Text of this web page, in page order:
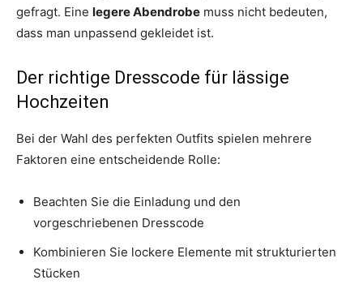
gefragt. Eine legere Abendrobe muss nicht bedeuten,
dass man unpassend gekleidet ist.
Der richtige Dresscode für lässige
Hochzeiten
Bei der Wahl des perfekten Outfits spielen mehrere
Faktoren eine entscheidende Rolle:
Beachten Sie die Einladung und den
vorgeschriebenen Dresscode
Kombinieren Sie lockere Elemente mit strukturierten
Stücken